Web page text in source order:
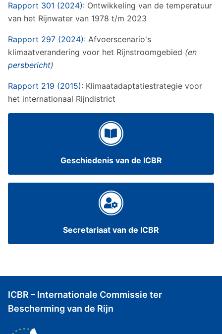
Rapport 301 (2024): Ontwikkeling van de temperatuur
van het Rijnwater van 1978 t/m 2023
Rapport 297 (2024): Afvoerscenario's
klimaatverandering voor het Rijnstroomgebied (en
persbericht)
Rapport 219 (2015): Klimaatadaptatiestrategie voor
het internationaal Rijndistrict
Geschiedenis van de ICBR
Secretariaat van de ICBR
ICBR – Internationale Commissie ter
Bescherming van de Rijn